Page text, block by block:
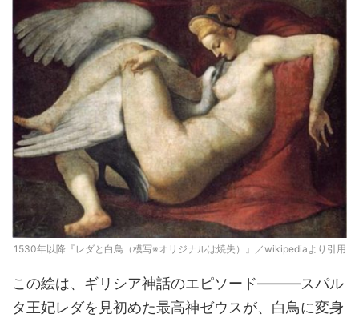
1530年以降『レダと白鳥（模写※オリジナルは焼失）』／wikipediaより引用
この絵は、ギリシア神話のエピソード―――スパル
タ王妃レダを見初めた最高神ゼウスが、白鳥に変身